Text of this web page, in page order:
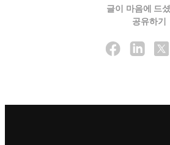
글이 마음에 드
공유하기